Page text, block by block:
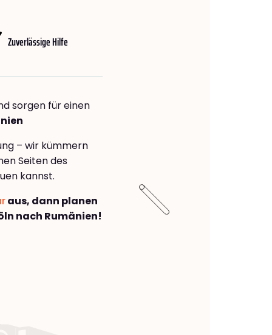
Zuverlässige Hilfe
sorgen für einen
– wir kümmern
Seiten des
kannst.
aus, dann planen
nach Rumänien!